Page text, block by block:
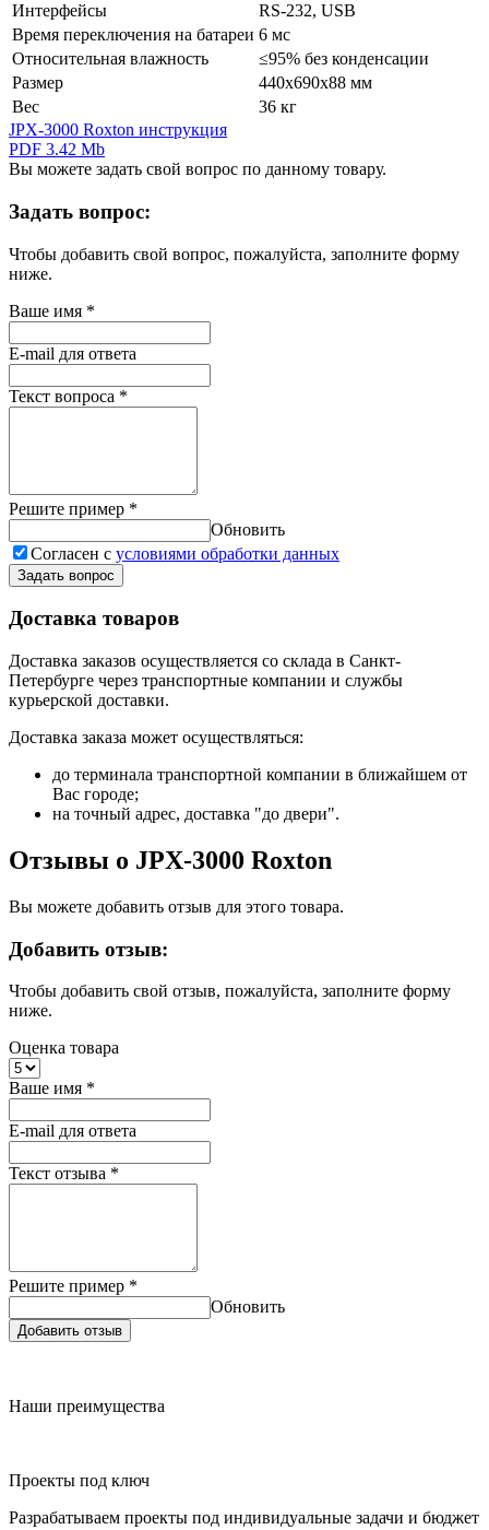
Интерфейсы
RS-232, USB
Время переключения на батареи 6 мс
Относительная влажность
≤95% без конденсации
Размер
440х690х88 мм
Вес
36 кг
JPX-3000 Roxton инструкция
PDF 3.42 Mb
Вы можете задать свой вопрос по данному товару.
Задать вопрос:
Чтобы добавить свой вопрос, пожалуйста, заполните форму
ниже.
Ваше имя *
E-mail для ответа
Текст вопроса *
Решите пример *
Обновить
Согласен с условиями обработки данных
Задать вопрос
Доставка товаров
Доставка заказов осуществляется со склада в Санкт-
Петербурге через транспортные компании и службы
курьерской доставки.
Доставка заказа может осуществляться:
до терминала транспортной компании в ближайшем от
Вас городе;
на точный адрес, доставка "до двери".
Отзывы о JPX-3000 Roxton
Вы можете добавить отзыв для этого товара.
Добавить отзыв:
Чтобы добавить свой отзыв, пожалуйста, заполните форму
ниже.
Оценка товара
Ваше имя *
E-mail для ответа
Текст отзыва *
Решите пример *
Обновить
Добавить отзыв
Наши преимущества
Проекты под ключ
Разрабатываем проекты под индивидуальные задачи и бюджет